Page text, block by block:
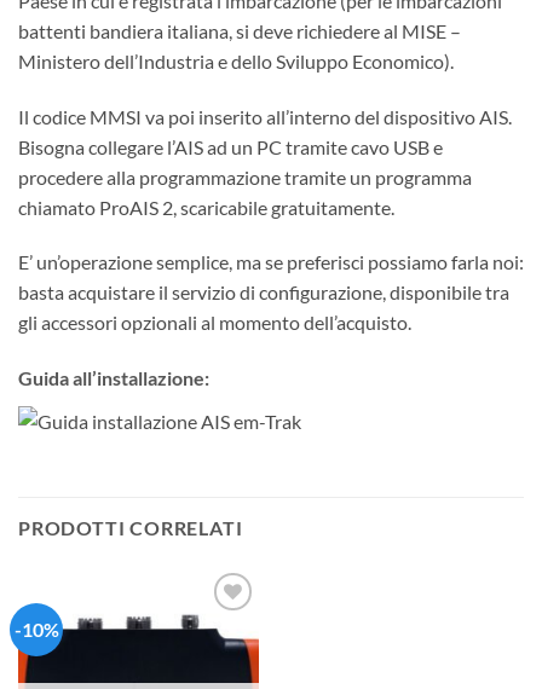
battenti bandiera italiana, si deve richiedere al MISE –
Ministero dell’Industria e dello Sviluppo Economico).
Il codice MMSI va poi inserito all’interno del dispositivo AIS.
Bisogna collegare l’AIS ad un PC tramite cavo USB e
procedere alla programmazione tramite un programma
chiamato ProAIS 2, scaricabile gratuitamente.
E’ un’operazione semplice, ma se preferisci possiamo farla noi:
basta acquistare il servizio di configurazione, disponibile tra
gli accessori opzionali al momento dell’acquisto.
Guida all’installazione:
PRODOTTI CORRELATI
-10%
Aggiungi
alla lista